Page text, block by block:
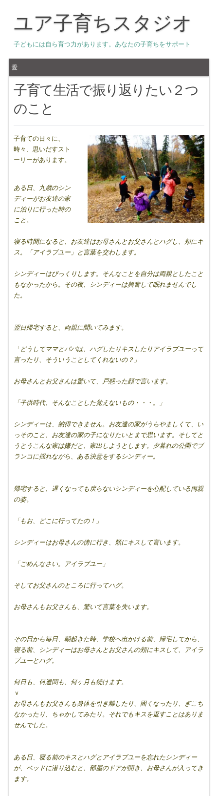
ユア子育ちスタジオ
子どもには自ら育つ力があります。あなたの子育ちをサポート
愛
子育て生活で振り返りたい２つ
のこと
子育ての日々に、
時々、思いだすスト
ーリーがあります。
ある日、九歳のシン
ディーがお友達の家
に泊りに行った時の
こと。
寝る時間になると、お友達はお母さんとお父さんとハグし、頬にキ
ス。「アイラブユー」と言葉を交わします。
シンディーはびっくりします。そんなことを自分は両親としたこと
もなかったから。その夜、シンディーは興奮して眠れませんでし
た。
翌日帰宅すると、両親に聞いてみます。
「どうしてママとパパは、ハグしたりキスしたりアイラブユーって
言ったり、そういうことしてくれないの？」
お母さんとお父さんは驚いて、戸惑った顔で言います。
「子供時代、そんなことした覚えないもの・・・。」
シンディーは、納得できません。お友達の家がうらやましくて、い
っそのこと、お友達の家の子になりたいとまで思います。そしてと
うとうこんな家は嫌だと、家出しようとします。夕暮れの公園でブ
ランコに揺れながら、ある決意をするシンディー。
帰宅すると、遅くなっても戻らないシンディーを心配している両親
の姿。
「もお、どこに行ってたの！」
シンディーはお母さんの傍に行き、頬にキスして言います。
「ごめんなさい。アイラブユー」
そしてお父さんのところに行ってハグ。
お母さんもお父さんも、驚いて言葉を失います。
その日から毎日、朝起きた時、学校へ出かける前、帰宅してから、
寝る前、シンディーはお母さんとお父さんの頬にキスして、アイラ
ブユーとハグ。
何日も、何週間も、何ヶ月も続けます。
ｖ
お母さんもお父さんも身体を引き離したり、固くなったり、ぎこち
なかったり、ちゃかしてみたり。それでもキスを返すことはありま
せんでした。
ある日、寝る前のキスとハグとアイラブユーを忘れたシンディー
が、ベッドに潜り込むと、部屋のドアが開き、お母さんが入ってき
ます。